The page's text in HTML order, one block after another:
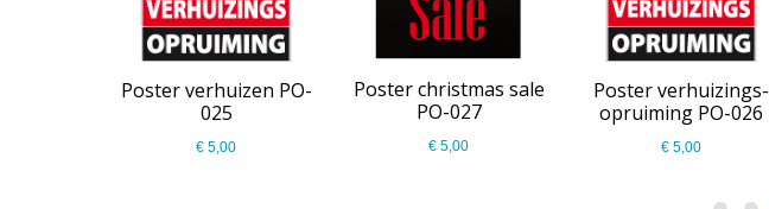
Poster verhuizen PO-
025
€ 5,00
Poster christmas sale
PO-027
€ 5,00
Poster verhuizings-
opruiming PO-026
€ 5,00